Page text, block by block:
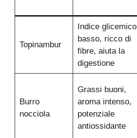
Topinambur
Indice glicemico
basso, ricco di
fibre, aiuta la
digestione
Burro
nocciola
Grassi buoni,
aroma intenso,
potenziale
antiossidante